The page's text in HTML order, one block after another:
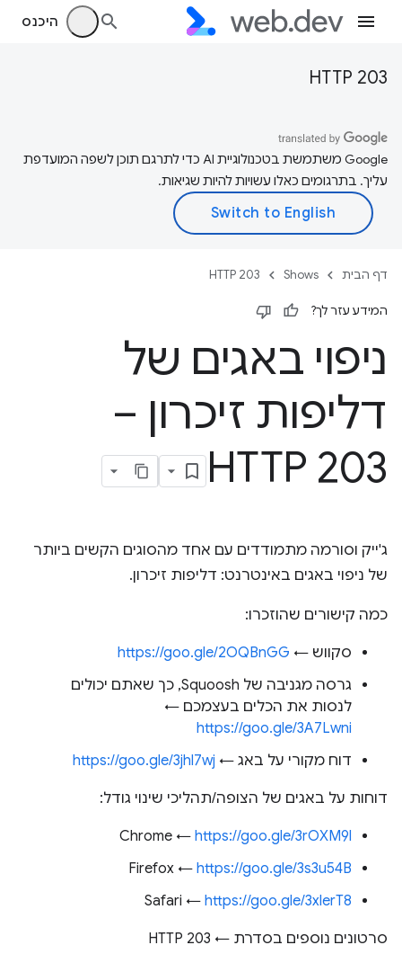
היכנס
HTTP 203
‫Google משתמשת בטכנולוגיית AI כדי לתרגם תוכן לשפה המועדפת
עליך. בתרגומים כאלו עשויות להיות שגיאות.
דף הבית Shows
HTTP 203
המידע עזר לך?
ניפוי באגים של
דליפות זיכרון –
HTTP 203
ג'ייק וסורמה מתמודדים עם אחד מהסוגים הקשים ביותר
של ניפוי באגים באינטרנט: דליפות זיכרון.
כמה קישורים שהוזכרו:
סקווש ← https://goo.gle/2OQBnGG
גרסה מגניבה של Squoosh, כך שאתם יכולים
לנסות את הכלים בעצמכם ←
https://goo.gle/3A7Lwni
דוח מקורי על באג ← https://goo.gle/3jhl7wj
דוחות על באגים של הצופה/תהליכי שינוי גודל:
Chrome ← https://goo.gle/3rOXM9l
Firefox ← https://goo.gle/3s3u54B
Safari ← https://goo.gle/3xlerT8
סרטונים נוספים בסדרת HTTP 203 ←